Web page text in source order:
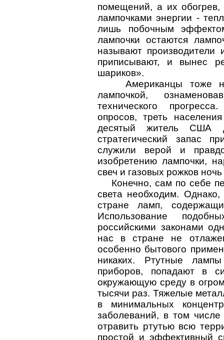
помещений, а их
лампочками энергии -
лишь побочным
лампочки остаются
называют
приписывают, и вынес
шариков».
Американцы тоже
лампочкой,
технического
опросов, треть
десятый житель США
стратегический запас
служили верой и
изобретению лампочки,
свеч и газовых рожков
Конечно, сам по себе
света необходим.
стране ламп,
Использование
российскими законами
нас в стране не
особенно бытового
никаких. Ртутные
приборов, попадают в
окружающую среду в
тысячи раз. Тяжелые
в минимальных
заболеваний, в том числе
отравить ртутью всю
простой и эффективный